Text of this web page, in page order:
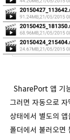
SharePort 앱 기
그러면 자동으로
상태에서 별도의
폴더에서 불러오면